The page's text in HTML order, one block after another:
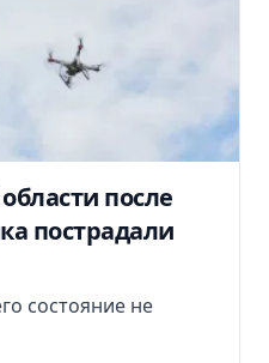
после
пострадали
состояние не